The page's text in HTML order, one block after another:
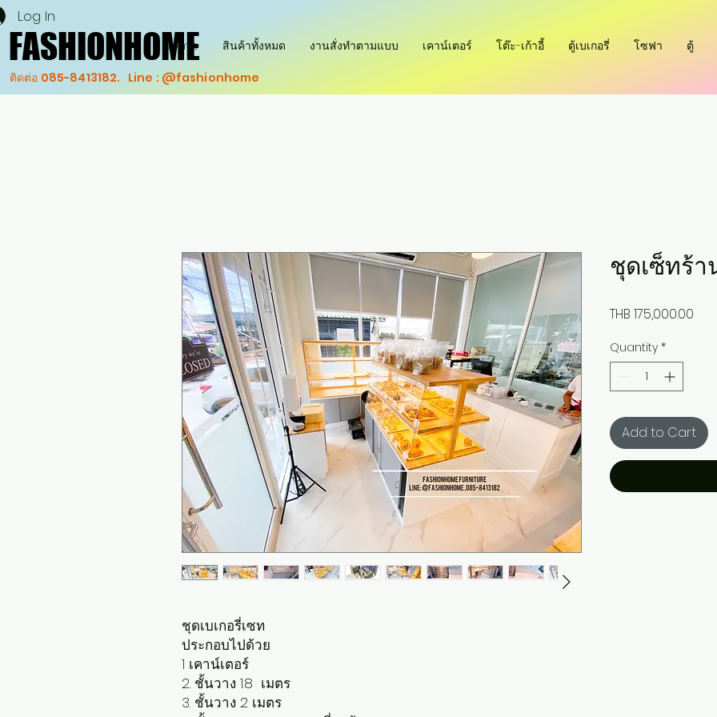
FASHIONHOME
FASHIONHOME
ติดต่อ 085-8413182. Line : @fashionhome
Log In
Home สินค้าทั้งหมด งานสั่งทำตามแบบ เคาน์เตอร์ โต๊ะ-เก้าอี้ ตู้เบเกอรี่ โซฟา ตู้
ชุดเบเกอรี่เซท
ประกอบไปด้วย
1 เคาน์เตอร์
2. ชั้นวาง 1.8 เมตร
3. ชั้นวาง 2 เมตร
ชุดเซ็ทร้า
THB 175,000.00
Quantity *
Add to Cart